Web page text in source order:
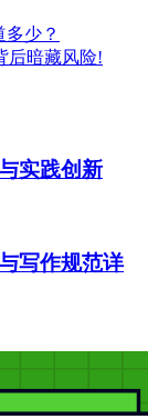
少？
后暗藏风险!
实践创新
写作规范详